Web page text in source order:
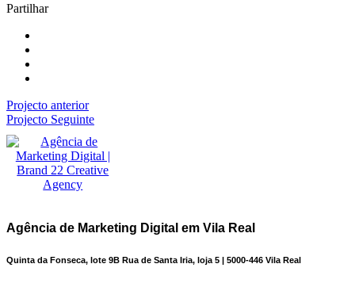
Partilhar
Projecto anterior
Projecto Seguinte
Agência de Marketing Digital em Vila Real
Quinta da Fonseca, lote 9B Rua de Santa Iria, loja 5 | 5000-446 Vila Real